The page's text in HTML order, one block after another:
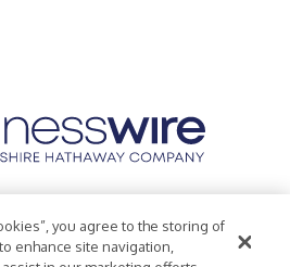
Accessibility Statement
you agree to the storing of
enhance site navigation,